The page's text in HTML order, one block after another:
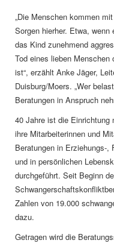
„Die Menschen kommen
Sorgen hierher. Etwa,
das Kind zunehmend
Tod eines lieben
ist“, erzählt Anke Jäger,
Duisburg/Moers. „Wer
Beratungen in Anspruch
40 Jahre ist die Einrichtung
ihre Mitarbeiterinnen und
Beratungen in Erziehungs-,
und in persönlichen
durchgeführt. Seit Beginn
Zahlen von 19.000
dazu.
Getragen wird die